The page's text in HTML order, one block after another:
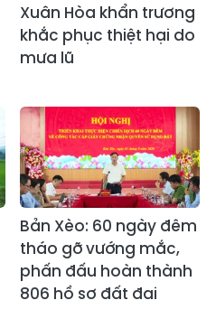
Xuân Hòa khẩn trương
khắc phục thiệt hại do
mưa lũ
Bản Xèo: 60 ngày đêm
tháo gỡ vướng mắc,
phấn đấu hoàn thành
806 hồ sơ đất đai